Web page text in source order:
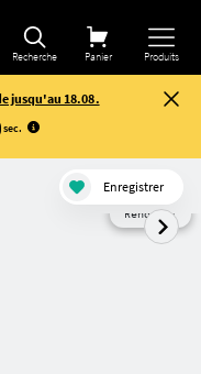
Recherche Panier Produits
jusqu'au 18.08.
sec.
Enregistrer
Rendu AI